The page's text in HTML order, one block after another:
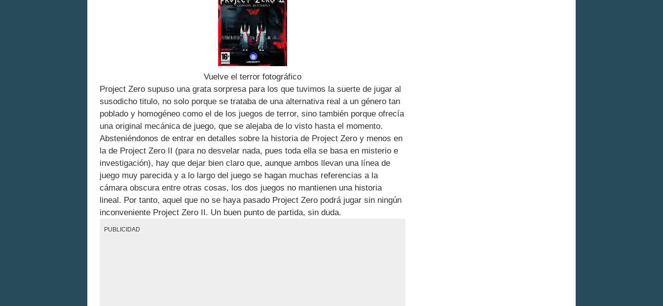
Vuelve el terror fotográfico
Project Zero supuso una grata sorpresa para los que tuvimos la suerte de jugar al
susodicho titulo, no solo porque se trataba de una alternativa real a un género tan
poblado y homogéneo como el de los juegos de terror, sino también porque ofrecía
una original mecánica de juego, que se alejaba de lo visto hasta el momento.
Absteniéndonos de entrar en detalles sobre la historia de Project Zero y menos en
la de Project Zero II (para no desvelar nada, pues toda ella se basa en misterio e
investigación), hay que dejar bien claro que, aunque ambos llevan una línea de
juego muy parecida y a lo largo del juego se hagan muchas referencias a la
cámara obscura entre otras cosas, los dos juegos no mantienen una historia
lineal. Por tanto, aquel que no se haya pasado Project Zero podrá jugar sin ningún
inconveniente Project Zero II. Un buen punto de partida, sin duda.
PUBLICIDAD